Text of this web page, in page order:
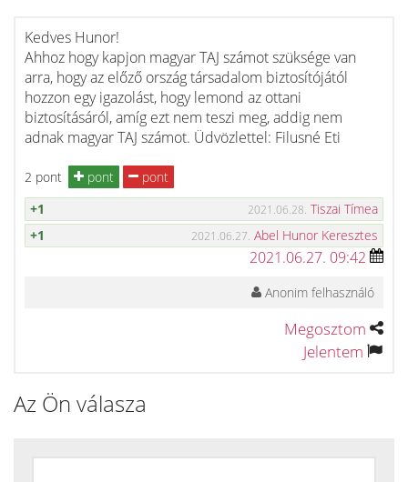
Kedves Hunor!
Ahhoz hogy kapjon magyar TAJ számot szüksége van
arra, hogy az előző ország társadalom biztosítójától
hozzon egy igazolást, hogy lemond az ottani
biztosításáról, amíg ezt nem teszi meg, addig nem
adnak magyar TAJ számot. Üdvözlettel: Filusné Eti
2 pont pont
pont
+1
2021.06.28. Tiszai Tímea
+1
2021.06.27. Abel Hunor Keresztes
2021.06.27. 09:42
Anonim felhasználó
Megosztom
Jelentem
Az Ön válasza